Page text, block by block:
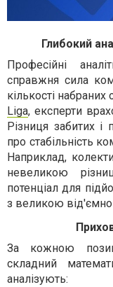
Глибокий
Професійні
справжня сила
кількості
Liga, експерти
Різниця забитих
про стабільність
Наприклад,
невеликою
потенціал для
з великою
За кожною
складний
аналізують: